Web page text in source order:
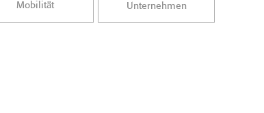
Mobilität Unternehmen